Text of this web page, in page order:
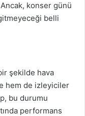
konser günü
belli
şekilde hava
hem de izleyiciler
bu durumu
performans